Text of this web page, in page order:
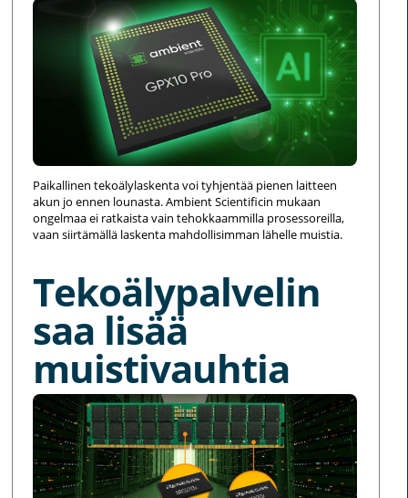
Paikallinen tekoälylaskenta voi tyhjentää pienen laitteen
akun jo ennen lounasta. Ambient Scientificin mukaan
ongelmaa ei ratkaista vain tehokkaammilla prosessoreilla,
vaan siirtämällä laskenta mahdollisimman lähelle muistia.
Tekoälypalvelin
saa lisää
muistivauhtia